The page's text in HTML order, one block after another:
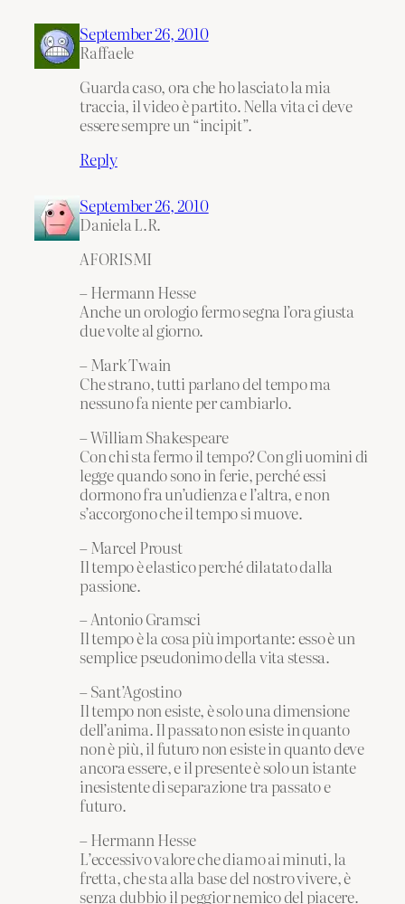
September 26, 2010
Raffaele
Guarda caso, ora che ho lasciato la mia
traccia, il video è partito. Nella vita ci deve
essere sempre un “incipit”.
Reply
September 26, 2010
Daniela L.R.
AFORISMI
– Hermann Hesse
Anche un orologio fermo segna l’ora giusta
due volte al giorno.
– Mark Twain
Che strano, tutti parlano del tempo ma
nessuno fa niente per cambiarlo.
– William Shakespeare
Con chi sta fermo il tempo? Con gli uomini di
legge quando sono in ferie, perché essi
dormono fra un’udienza e l’altra, e non
s’accorgono che il tempo si muove.
– Marcel Proust
Il tempo è elastico perché dilatato dalla
passione.
– Antonio Gramsci
Il tempo è la cosa più importante: esso è un
semplice pseudonimo della vita stessa.
– Sant’Agostino
Il tempo non esiste, è solo una dimensione
dell’anima. Il passato non esiste in quanto
non è più, il futuro non esiste in quanto deve
ancora essere, e il presente è solo un istante
inesistente di separazione tra passato e
futuro.
– Hermann Hesse
L’eccessivo valore che diamo ai minuti, la
fretta, che sta alla base del nostro vivere, è
senza dubbio il peggior nemico del piacere.